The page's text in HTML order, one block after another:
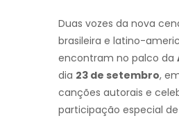
Duas vozes da nova
brasileira e latino-
encontram no palco da
dia 23 de setembro,
canções autorais e
participação especial de